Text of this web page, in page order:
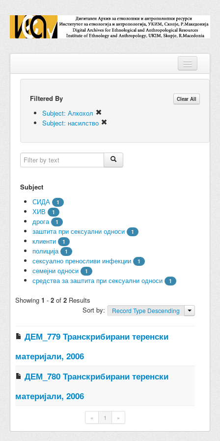
Repositories
Collections
Accessions
Names
Classifications
Filtered By Clear All
Subject: Алкохол
Subject: насилство
Subject
СИДА
1
ХИВ 1
дрога 1
заштита при сексуални односи 1
клиенти 1
полиција 1
сексуално преносливи инфекции 1
семејни односи 1
средства за заштита при сексуални односи 1
Showing 1 - 2 of 2 Results
Sort by:
Record Type Descending
ДЕМ_779 Транскрибирани теренски
материјали, 2006
ДЕМ_780 Транскрибирани теренски
материјали, 2006
« 1 »